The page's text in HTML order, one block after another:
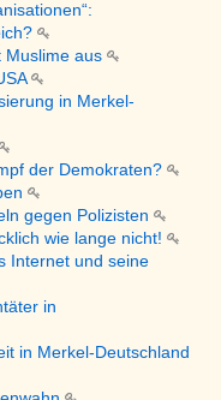
Muslime aus
in Merkel-
der Demokraten?
gegen Polizisten
wie lange nicht!
Internet und seine
in
in Merkel-Deutschland